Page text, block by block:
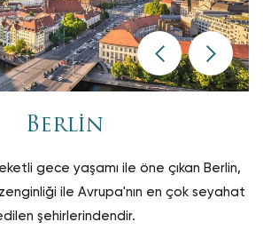
Berlin
gece yaşamı ile öne çıkan Berlin,
ile Avrupa'nın en çok seyahat
şehirlerindendir.